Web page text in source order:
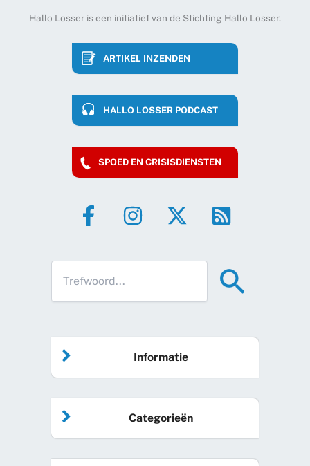
Hallo Losser is een initiatief van de Stichting Hallo Losser.
ARTIKEL INZENDEN
HALLO LOSSER PODCAST
SPOED EN CRISISDIENSTEN
Informatie
Home
Agenda
Categorieën
Algemeen nieuws